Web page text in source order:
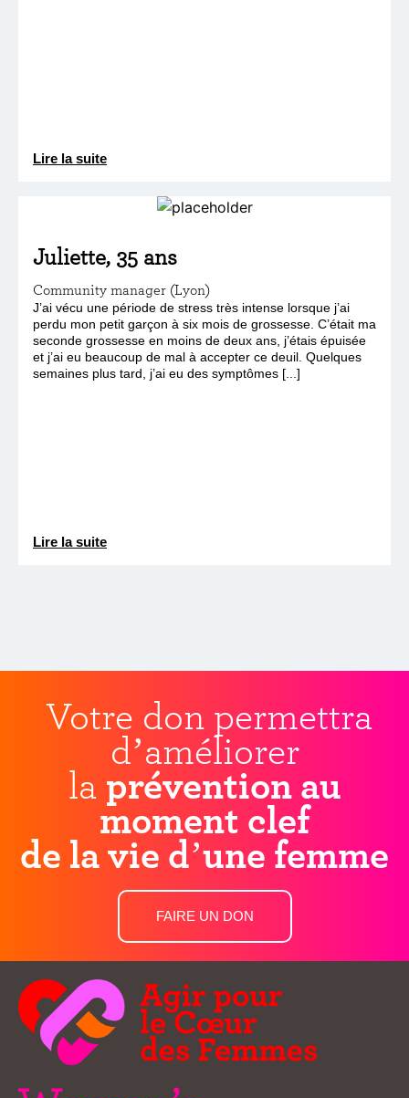
Lire la suite
Juliette, 35 ans
Community manager (Lyon)
J’ai vécu une période de stress très intense lorsque j’ai
perdu mon petit garçon à six mois de grossesse. C’était ma
seconde grossesse en moins de deux ans, j’étais épuisée
et j’ai eu beaucoup de mal à accepter ce deuil. Quelques
semaines plus tard, j’ai eu des symptômes [...]
Lire la suite
Votre don permettra
d’améliorer
la prévention au
moment clef
de la vie d’une femme
FAIRE UN DON